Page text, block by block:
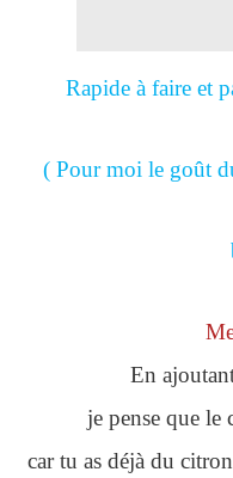
Rapide à faire et
( Pour moi le goût
En
je pense que le
car tu as déjà du